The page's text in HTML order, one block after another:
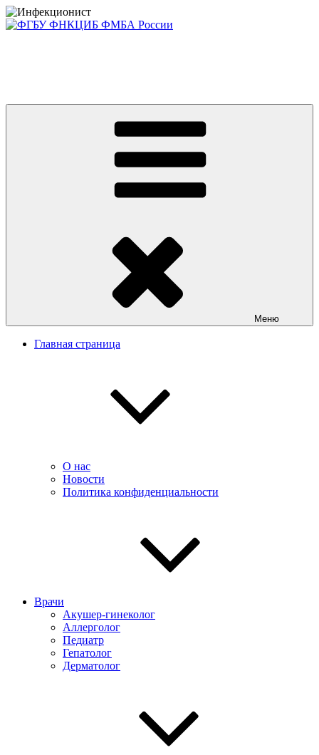
Перейти
к
Меню
Главная страница
О нас
Новости
Политика конфиденциальности
Врачи
Акушер-гинеколог
Аллерголог
Педиатр
Гепатолог
Дерматолог